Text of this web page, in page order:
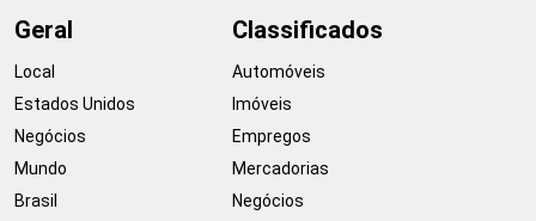
Geral
Local
Estados Unidos
Negócios
Mundo
Brasil
Classificados
Automóveis
Imóveis
Empregos
Mercadorias
Negócios